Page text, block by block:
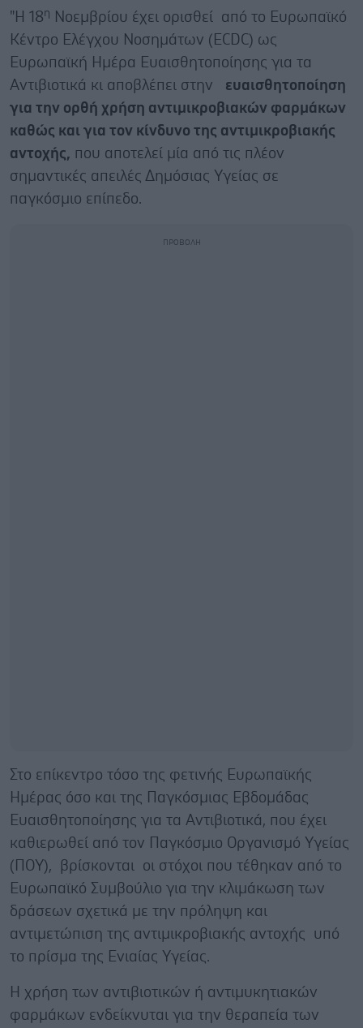
"Η 18η
Νοεμβρίου έχει ορισθεί από το Ευρωπαϊκό
Κέντρο Ελέγχου Νοσημάτων (ECDC) ως
Ευρωπαϊκή Ημέρα Ευαισθητοποίησης για τα
Αντιβιοτικά κι αποβλέπει στην ευαισθητοποίηση
για την ορθή χρήση αντιμικροβιακών φαρμάκων
καθώς και για τον κίνδυνο της αντιμικροβιακής
αντοχής, που αποτελεί μία από τις πλέον
σημαντικές απειλές Δημόσιας Υγείας σε
παγκόσμιο επίπεδο.
Στο επίκεντρο τόσο της φετινής Ευρωπαϊκής
Ημέρας όσο και της Παγκόσμιας Εβδομάδας
Ευαισθητοποίησης για τα Αντιβιοτικά, που έχει
καθιερωθεί από τον Παγκόσμιο Οργανισμό Υγείας
(ΠΟΥ), βρίσκονται οι στόχοι που τέθηκαν από το
Ευρωπαϊκό Συμβούλιο για την κλιμάκωση των
δράσεων σχετικά με την πρόληψη και
αντιμετώπιση της αντιμικροβιακής αντοχής υπό
το πρίσμα της Ενιαίας Υγείας.
Η χρήση των αντιβιοτικών ή αντιμυκητιακών
φαρμάκων ενδείκνυται για την θεραπεία των